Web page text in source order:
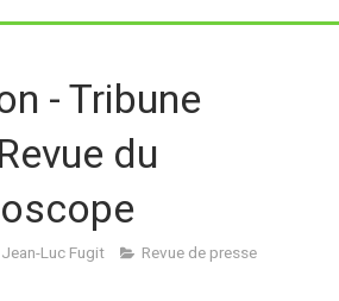
- Tribune
du
Jean-Luc Fugit Revue de presse